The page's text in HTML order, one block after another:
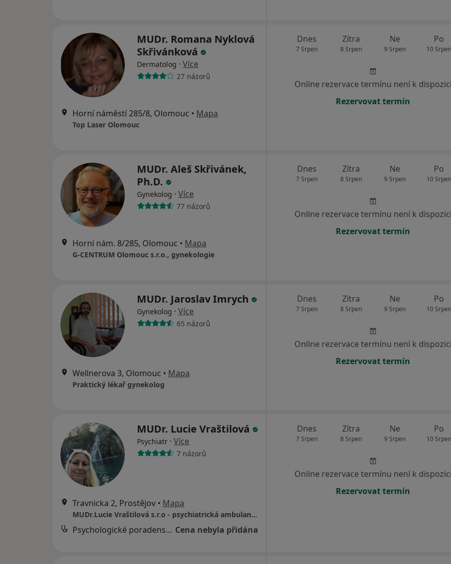
MUDr. Romana Nyklová
Skřivánková
Dermatolog · Více
27 názorů
Horní náměstí 285/8, Olomouc • Mapa
Top Laser Olomouc
Dnes
7 Srpen
Zítra
8 Srpen
Ne
9 Srpen
Po
10 Srpen
Online rezervace termínu není k dispozici
Rezervovat termín
MUDr. Aleš Skřivánek,
Ph.D.
Gynekolog · Více
77 názorů
Horní nám. 8/285, Olomouc • Mapa
G-CENTRUM Olomouc s.r.o., gynekologie
Dnes
7 Srpen
Zítra
8 Srpen
Ne
9 Srpen
Po
10 Srpen
Online rezervace termínu není k dispozici
Rezervovat termín
MUDr. Jaroslav Imrych
Gynekolog · Více
65 názorů
Wellnerova 3, Olomouc • Mapa
Praktický lékař gynekolog
Dnes
7 Srpen
Zítra
8 Srpen
Ne
9 Srpen
Po
10 Srpen
Online rezervace termínu není k dispozici
Rezervovat termín
MUDr. Lucie Vraštilová
Psychiatr · Více
7 názorů
Travnicka 2, Prostějov • Mapa
MUDr.Lucie Vraštilová s.r.o - psychiatrická ambulance
Psychologické poradenství Cena nebyla přidána
Dnes
7 Srpen
Zítra
8 Srpen
Ne
9 Srpen
Po
10 Srpen
Online rezervace termínu není k dispozici
Rezervovat termín